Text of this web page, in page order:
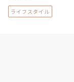
ライフスタイル